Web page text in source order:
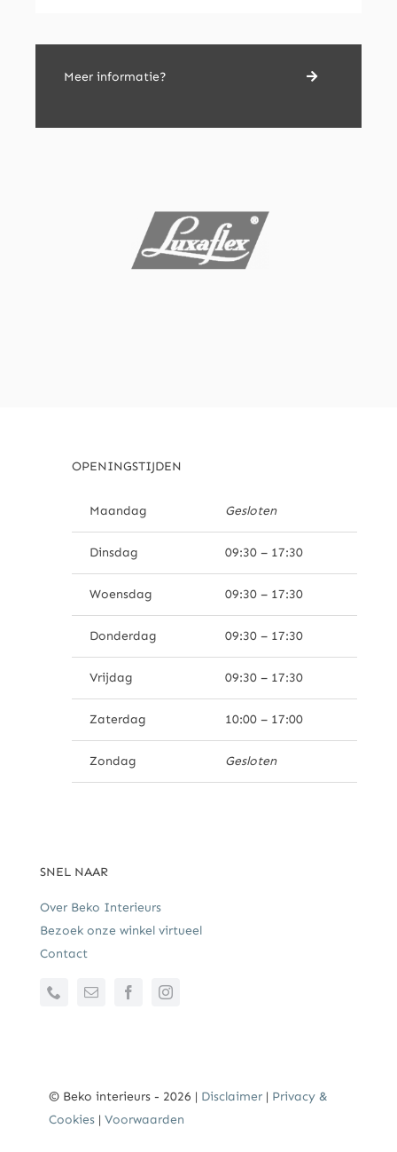
Meer informatie?
OPENINGSTIJDEN
Maandag Gesloten
Dinsdag 09:30 – 17:30
Woensdag 09:30 – 17:30
Donderdag 09:30 – 17:30
Vrijdag 09:30 – 17:30
Zaterdag 10:00 – 17:00
Zondag Gesloten
SNEL NAAR
Over Beko Interieurs
Bezoek onze winkel virtueel
Contact
© Beko interieurs - 2026 | Disclaimer | Privacy &
Cookies | Voorwaarden